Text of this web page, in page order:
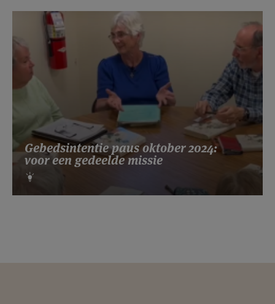
Gebedsintentie paus oktober 2024:
voor een gedeelde missie